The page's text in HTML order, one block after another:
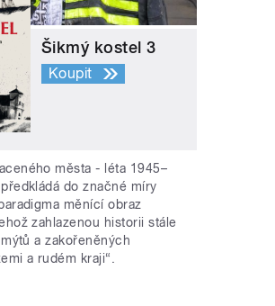
Šikmý kostel 3
Koupit
města - léta 1945–
do značné míry
měnící obraz
zahlazenou historii stále
a zakořeněných
a rudém kraji“.